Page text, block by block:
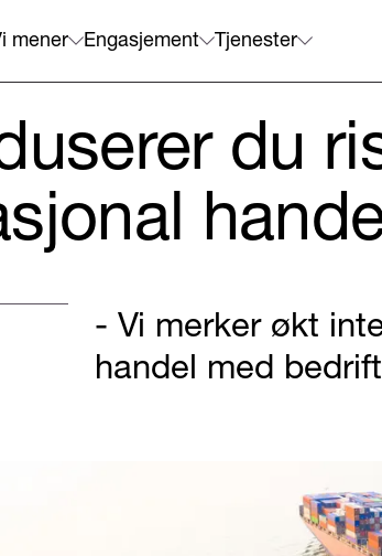
mener Engasjement Tjenester
du
- Vi merker økt
handel med